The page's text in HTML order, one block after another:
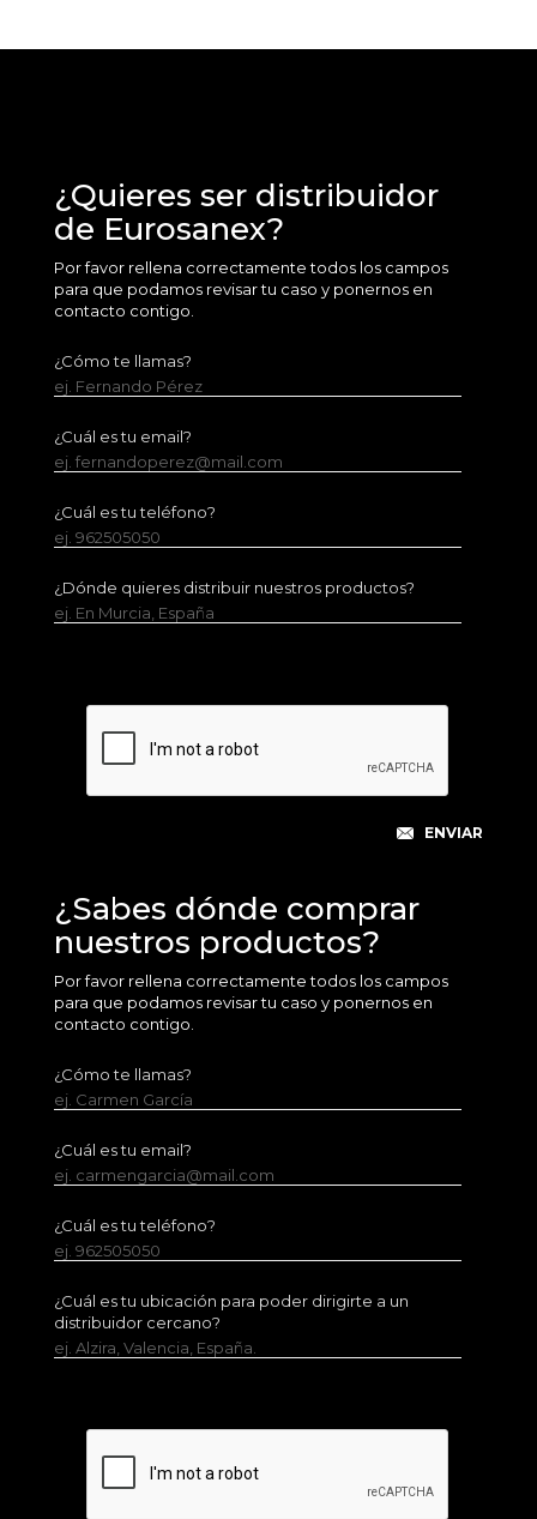
¿Quieres ser distribuidor
de Eurosanex?
Por favor rellena correctamente todos los campos
para que podamos revisar tu caso y ponernos en
contacto contigo.
¿Cómo te llamas?
ej. Fernando Pérez
¿Cuál es tu email?
ej. fernandoperez@mail.com
¿Cuál es tu teléfono?
ej. 962505050
¿Dónde quieres distribuir nuestros productos?
ej. En Murcia, España
¿Sabes dónde comprar
nuestros productos?
Por favor rellena correctamente todos los campos
para que podamos revisar tu caso y ponernos en
contacto contigo.
¿Cómo te llamas?
ej. Carmen García
¿Cuál es tu email?
ej. carmengarcia@mail.com
¿Cuál es tu teléfono?
ej. 962505050
¿Cuál es tu ubicación para poder dirigirte a un
distribuidor cercano?
ej. Alzira, Valencia, España.